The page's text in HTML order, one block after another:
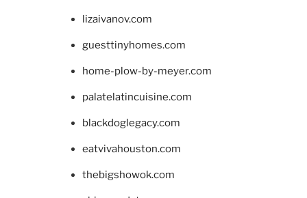
lizaivanov.com
guesttinyhomes.com
home-plow-by-meyer.com
palatelatincuisine.com
blackdoglegacy.com
eatvivahouston.com
thebigshowok.com